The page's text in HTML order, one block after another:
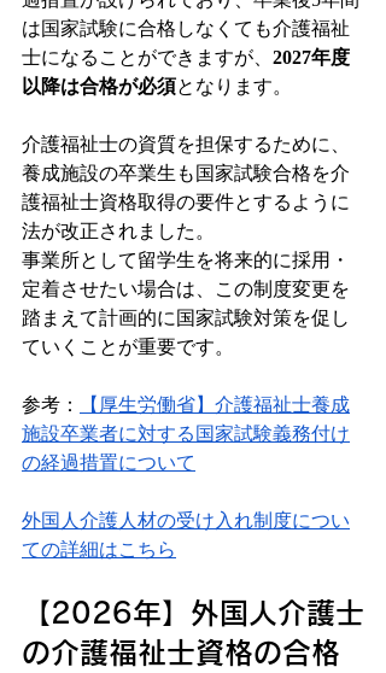
は国家試験に合格しなくても介護福祉
士になることができますが、 2027年度
以降は合格が必須となります。
介護福祉士の資質を担保するために、
養成施設の卒業生も国家試験合格を介
護福祉士資格取得の要件とするように
法が改正されました。
事業所として留学生を将来的に採用・
定着させたい場合は、この制度変更を
踏まえて計画的に国家試験対策を促し
ていくことが重要です。
参考：
【厚生労働省】介護福祉士養成
施設卒業者に対する国家試験義務付け
の経過措置について
外国人介護人材の受け入れ制度につい
ての詳細はこちら
【2026年】外国人介護士
の介護福祉士資格の合格